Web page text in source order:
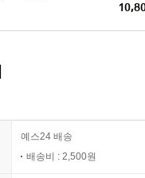
예스24 배송
배송비 : 2,500원